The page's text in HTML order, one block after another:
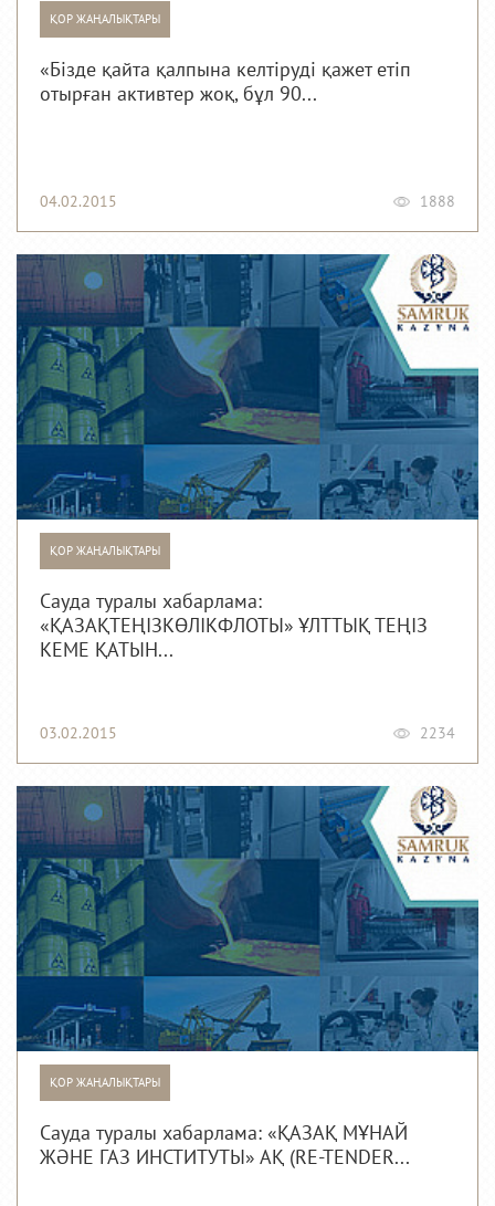
ҚОР ЖАҢАЛЫҚТАРЫ
«Бізде қайта қалпына келтіруді қажет етіп
отырған активтер жоқ, бұл 90...
04.02.2015 1888
ҚОР ЖАҢАЛЫҚТАРЫ
Сауда туралы хабарлама:
«ҚАЗАҚТЕҢІЗКӨЛІКФЛОТЫ» ҰЛТТЫҚ ТЕҢІЗ
КЕМЕ ҚАТЫН...
03.02.2015 2234
ҚОР ЖАҢАЛЫҚТАРЫ
Сауда туралы хабарлама: «ҚАЗАҚ МҰНАЙ
ЖӘНЕ ГАЗ ИНСТИТУТЫ» АҚ (RE-TENDER...